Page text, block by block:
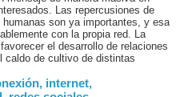
Las repercusiones de
son ya importantes, y esa
con la propia red. La
el desarrollo de relaciones
caldo de cultivo de distintas
, internet,